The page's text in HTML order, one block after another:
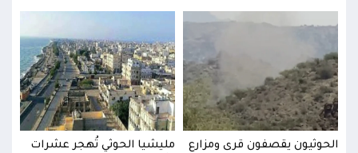
الحوثيون يقصفون قرى ومزارع
مليشيا الحوثي تُهجر عشرات